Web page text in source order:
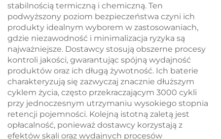
stabilnością termiczną i chemiczną. Ten
podwyższony poziom bezpieczeństwa czyni ich
produkty idealnym wyborem w zastosowaniach,
gdzie niezawodność i minimalizacja ryzyka są
najważniejsze. Dostawcy stosują obszerne procesy
kontroli jakości, gwarantując spójną wydajność
produktów oraz ich długą żywotność. Ich baterie
charakteryzują się zazwyczaj znacznie dłuższym
cyklem życia, często przekraczającym 3000 cykli
przy jednoczesnym utrzymaniu wysokiego stopnia
retencji pojemności. Kolejną istotną zaletą jest
opłacalność, ponieważ dostawcy korzystają z
efektów skali oraz wydajnych procesów